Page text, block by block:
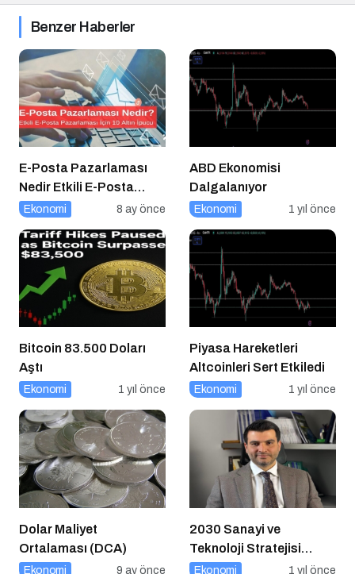
Benzer Haberler
E-Posta Pazarlaması
Nedir Etkili E-Posta
Pazarlaması için 10
Ekonomi 8 ay önce
ABD Ekonomisi
Dalgalanıyor
Ekonomi 1 yıl önce
Bitcoin 83.500 Doları
Aştı
Ekonomi 1 yıl önce
Piyasa Hareketleri
Altcoinleri Sert Etkiledi
Ekonomi 1 yıl önce
Dolar Maliyet
Ortalaması (DCA)
Ekonomi 9 ay önce
2030 Sanayi ve
Teknoloji Stratejisi
Açıklandı
Ekonomi 1 yıl önce